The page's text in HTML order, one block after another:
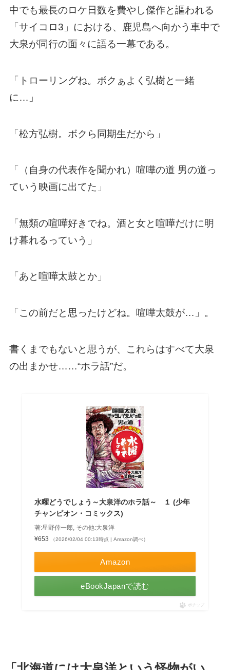
中でも最長のロケ日数を費やし傑作と謳われる
「サイコロ3」における、鹿児島へ向かう車中で
大泉が同行の面々に語る一幕である。
「トローリングね。ボクぁよく弘樹と一緒
に…」
「松方弘樹。ボクら同期生だから」
「（自身の代表作を聞かれ）喧嘩の道 男の道っ
ていう映画に出てた」
「無類の喧嘩好きでね。酒と女と喧嘩だけに明
け暮れるっていう」
「あと喧嘩太鼓とか」
「この前だと思ったけどね。喧嘩太鼓が…」。
書くまでもないと思うが、これらはすべて大泉
の出まかせ……“ホラ話”だ。
水曜どうでしょう～大泉洋のホラ話～ １ (少年
チャンピオン・コミックス)
著:星野倖一郎, その他:大泉洋
¥653
（2026/02/04 00:13時点 | Amazon調べ）
Amazon
eBookJapanで読む
ポチップ